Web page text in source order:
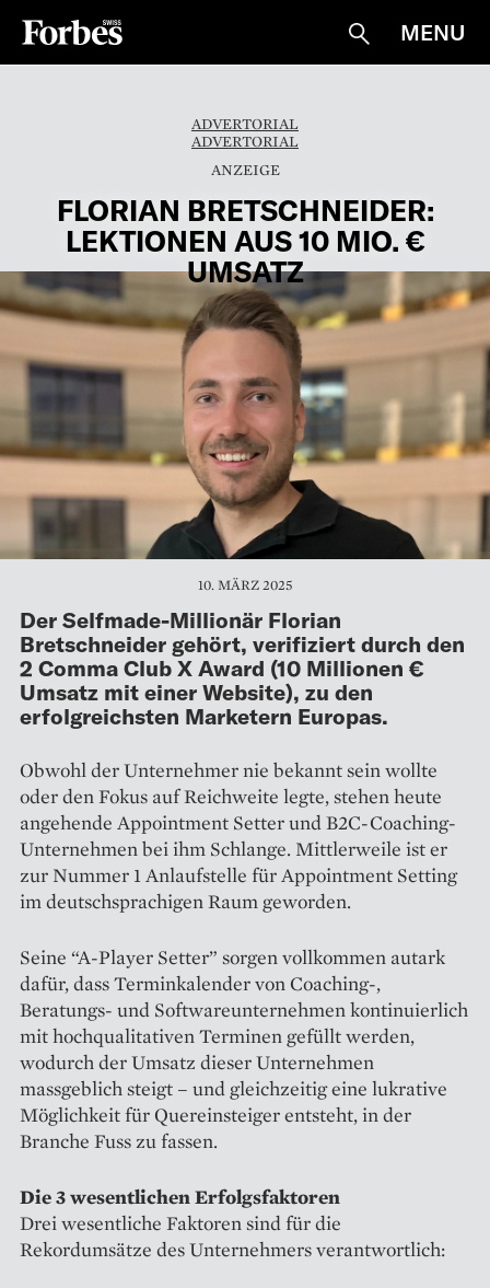
Suche
MENU
ADVERTORIAL
ADVERTORIAL
FLORIAN BRETSCHNEIDER:
LEKTIONEN AUS 10 MIO. €
UMSATZ
10. MÄRZ 2025
Der Selfmade-Millionär Florian
Bretschneider gehört, verifiziert durch den
2 Comma Club X Award (10 Millionen €
Umsatz mit einer Website), zu den
erfolgreichsten Marketern Europas.
Obwohl der Unternehmer nie bekannt sein wollte
oder den Fokus auf Reichweite legte, stehen heute
angehende Appointment Setter und B2C-Coaching-
Unternehmen bei ihm Schlange. Mittlerweile ist er
zur Nummer 1 Anlaufstelle für Appointment Setting
im deutschsprachigen Raum geworden.
Seine “A-Player Setter” sorgen vollkommen autark
dafür, dass Terminkalender von Coaching-,
Beratungs- und Softwareunternehmen kontinuierlich
mit hochqualitativen Terminen gefüllt werden,
wodurch der Umsatz dieser Unternehmen
massgeblich steigt – und gleichzeitig eine lukrative
Möglichkeit für Quereinsteiger entsteht, in der
Branche Fuss zu fassen.
Die 3 wesentlichen Erfolgsfaktoren
Drei wesentliche Faktoren sind für die
Rekordumsätze des Unternehmers verantwortlich: